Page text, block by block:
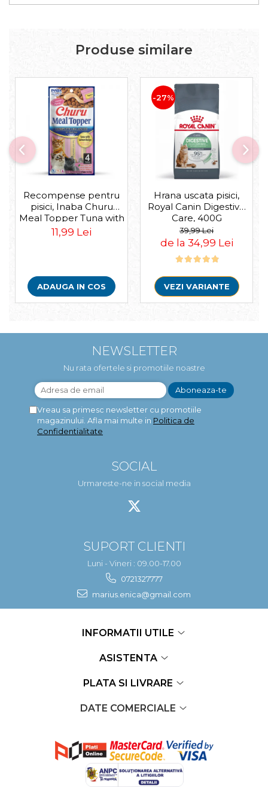
Produse similare
Recompense pentru
pisici, Inaba Churu
Meal Topper Tuna with
Salmon Recipe
11,99 Lei
ADAUGA IN COS
-27%
Hrana uscata pisici,
Royal Canin Digestive
Care, 400G
39,99 Lei
de la 34,99 Lei
VEZI VARIANTE
NEWSLETTER
Nu rata ofertele si promotiile noastre
Vreau sa primesc newsletter cu promotiile
magazinului. Afla mai multe in Politica de
Confidentialitate
SOCIAL
Urmareste-ne in social media
SUPORT CLIENTI
Luni - Vineri : 09.00-17.00
0721327777
marius.enica@gmail.com
INFORMATII UTILE
ASISTENTA
PLATA SI LIVRARE
DATE COMERCIALE